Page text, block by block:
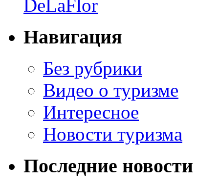
DeLaFlor
Навигация
Без рубрики
Видео о туризме
Интересное
Новости туризма
Последние новости